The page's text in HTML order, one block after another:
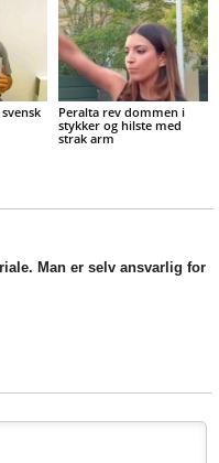
Peralta rev dommen i
stykker og hilste med
strak arm
Man er selv ansvarlig for